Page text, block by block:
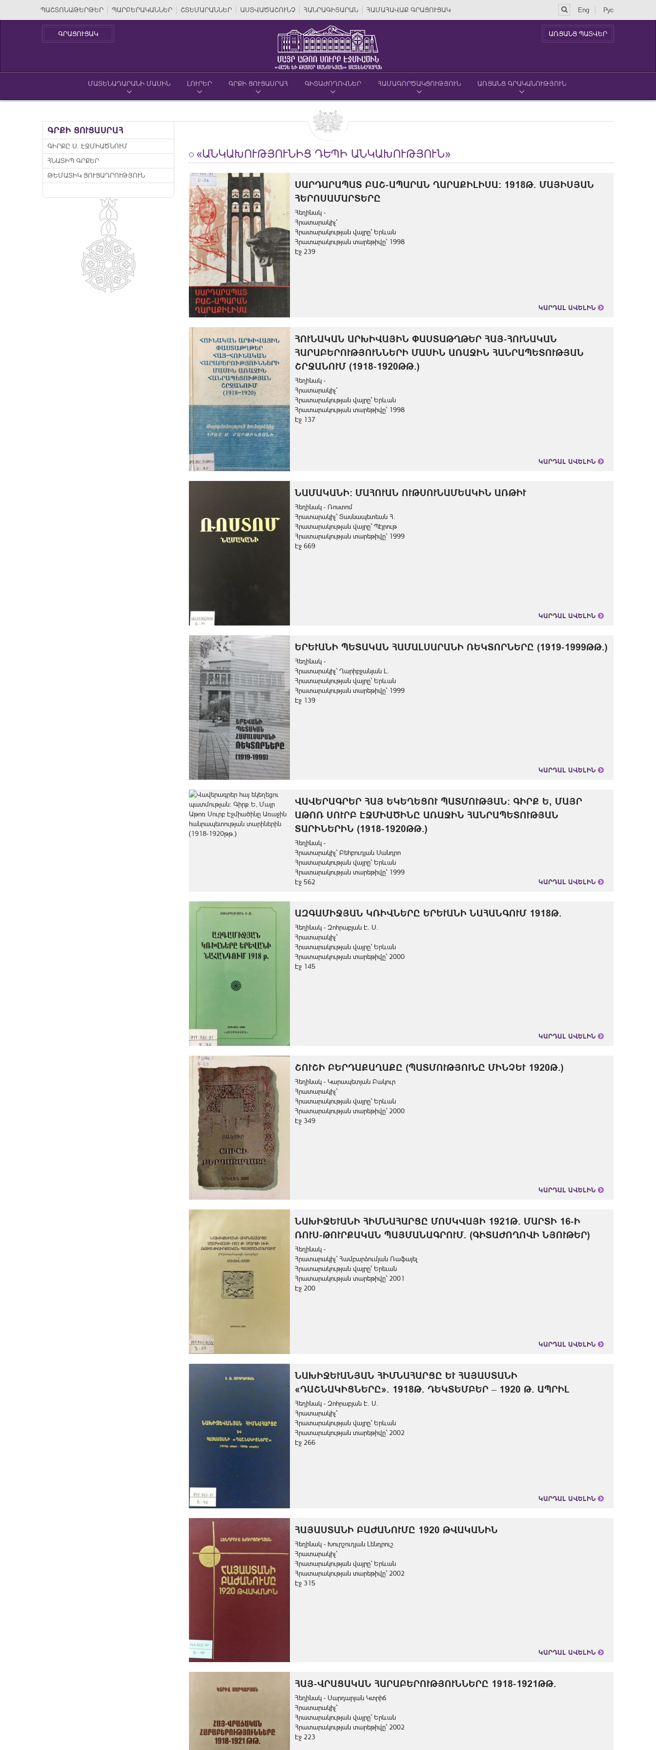
ՊԱՇՏՈՆԱԹԵՐԹԵՐ ՊԱՐԲԵՐԱԿԱՆՆԵՐ ՇՏԵՄԱՐԱՆՆԵՐ ԱՍՏՎԱԾԱՇՈՒՆՉ ՀԱՆՐԱԳԻՏԱՐԱՆ ՀԱՄԱՀԱՎԱՔ ԳՐԱՑՈՒՑԱԿ Eng Рус
ԳՐԱՑՈՒՑԱԿ ԱՌՑԱՆՑ ՊԱՏՎԵՐ
ՄԱՏԵՆԱԴԱՐԱՆԻ ՄԱՍԻՆ ԼՈՒՐԵՐ ԳՐՔԻ ՑՈՒՑԱՍՐԱՀ ԳԻՏԱԺՈՂՈՎՆԵՐ ՀԱՄԱԳՈՐԾԱԿՑՈՒԹՅՈՒՆ ԱՌՑԱՆՑ ԳՐԱԿԱՆՈՒԹՅՈՒՆ
ԳՐՔԻ ՑՈՒՑԱՍՐԱՀ
ԳԻՐՔԸ Ս. ԷՋՄԻԱԾՆՈՒՄ
ՀՆԱՏԻՊ ԳՐՔԵՐ
ԹԵՄԱՏԻԿ ՑՈՒՑԱԴՐՈՒԹՅՈՒՆ
«ԱՆԿԱԽՈՒԹՅՈՒՆԻՑ ԴԵՊԻ ԱՆԿԱԽՈՒԹՅՈՒՆ»
ՍԱՐԴԱՐԱՊԱՏ ԲԱՇ-ԱՊԱՐԱՆ ՂԱՐԱՔԻԼԻՍԱ: 1918Թ. ՄԱՅԻՍՅԱՆ
ՀԵՐՈՍԱՄԱՐՏԵՐԸ
Հեղինակ -
Հրատարակիչ`
Հրատարակության վայրը` Երևան
Հրատարակության տարեթիվը` 1998
Էջ 239
ԿԱՐԴԱԼ ԱՎԵԼԻՆ
ՀՈՒՆԱԿԱՆ ԱՐԽԻՎԱՅԻՆ ՓԱՍՏԱԹՂԹԵՐ ՀԱՅ-ՀՈՒՆԱԿԱՆ
ՀԱՐԱԲԵՐՈՒԹՅՈՒՆՆԵՐԻ ՄԱՍԻՆ ԱՌԱՋԻՆ ՀԱՆՐԱՊԵՏՈՒԹՅԱՆ
ՇՐՋԱՆՈՒՄ (1918-1920ԹԹ.)
Հեղինակ -
Հրատարակիչ`
Հրատարակության վայրը` Երևան
Հրատարակության տարեթիվը` 1998
Էջ 137
ԿԱՐԴԱԼ ԱՎԵԼԻՆ
ՆԱՄԱԿԱՆԻ: ՄԱՀՈՒԱՆ ՈՒԹՍՈՒՆԱՄԵԱԿԻՆ ԱՌԹԻՒ
Հեղինակ - Ռոստոմ
Հրատարակիչ` Տասնապետեան Հ.
Հրատարակության վայրը` Պէյրութ
Հրատարակության տարեթիվը` 1999
Էջ 669
ԿԱՐԴԱԼ ԱՎԵԼԻՆ
ԵՐԵՒԱՆԻ ՊԵՏԱԿԱՆ ՀԱՄԱԼՍԱՐԱՆԻ ՌԵԿՏՈՐՆԵՐԸ (1919-1999ԹԹ.)
Հեղինակ -
Հրատարակիչ` Ղարիբջանյան Լ.
Հրատարակության վայրը` Երևան
Հրատարակության տարեթիվը` 1999
Էջ 139
ԿԱՐԴԱԼ ԱՎԵԼԻՆ
ՎԱՎԵՐԱԳՐԵՐ ՀԱՅ ԵԿԵՂԵՑՈՒ ՊԱՏՄՈՒԹՅԱՆ: ԳԻՐՔ Ե, ՄԱՅՐ
ԱԹՈՌ ՍՈՒՐԲ ԷՋՄԻԱԾԻՆԸ ԱՌԱՋԻՆ ՀԱՆՐԱՊԵՏՈՒԹՅԱՆ
ՏԱՐԻՆԵՐԻՆ (1918-1920ԹԹ.)
Հեղինակ -
Հրատարակիչ` Բեհբուդյան Սանդրո
Հրատարակության վայրը` Երևան
Հրատարակության տարեթիվը` 1999
Էջ 562
ԿԱՐԴԱԼ ԱՎԵԼԻՆ
ԱԶԳԱՄԻՋՅԱՆ ԿՌԻՎՆԵՐԸ ԵՐԵՒԱՆԻ ՆԱՀԱՆԳՈՒՄ 1918Թ.
Հեղինակ - Զոհրաբյան Է. Ս.
Հրատարակիչ`
Հրատարակության վայրը` Երևան
Հրատարակության տարեթիվը` 2000
Էջ 145
ԿԱՐԴԱԼ ԱՎԵԼԻՆ
ՇՈՒՇԻ ԲԵՐԴԱՔԱՂԱՔԸ (ՊԱՏՄՈՒԹՅՈՒՆԸ ՄԻՆՉԵՒ 1920Թ.)
Հեղինակ - Կարապետյան Բակուր
Հրատարակիչ`
Հրատարակության վայրը` Երևան
Հրատարակության տարեթիվը` 2000
Էջ 349
ԿԱՐԴԱԼ ԱՎԵԼԻՆ
ՆԱԽԻՋԵՒԱՆԻ ՀԻՄՆԱՀԱՐՑԸ ՄՈՍԿՎԱՅԻ 1921Թ. ՄԱՐՏԻ 16-Ի
ՌՈՒՍ-ԹՈՒՐՔԱԿԱՆ ՊԱՅՄԱՆԱԳՐՈՒՄ. (ԳԻՏԱԺՈՂՈՎԻ ՆՅՈՒԹԵՐ)
Հեղինակ -
Հրատարակիչ` Համբարձումյան Ռաֆայել
Հրատարակության վայրը` Երեւան
Հրատարակության տարեթիվը` 2001
Էջ 200
ԿԱՐԴԱԼ ԱՎԵԼԻՆ
ՆԱԽԻՋԵՒԱՆՅԱՆ ՀԻՄՆԱՀԱՐՑԸ ԵՒ ՀԱՅԱՍՏԱՆԻ «Դ
ԱՇՆԱԿԻՑՆԵՐԸ». 1918Թ. ԴԵԿՏԵՄԲԵՐ – 1920 Թ. ԱՊՐԻԼ
Հեղինակ - Զոհրաբյան Է. Ս.
Հրատարակիչ`
Հրատարակության վայրը` Երևան
Հրատարակության տարեթիվը` 2002
Էջ 266
ԿԱՐԴԱԼ ԱՎԵԼԻՆ
ՀԱՅԱՍՏԱՆԻ ԲԱԺԱՆՈՒՄԸ 1920 ԹՎԱԿԱՆԻՆ
Հեղինակ - Խուրշուդյան Լենդրուշ
Հրատարակիչ`
Հրատարակության վայրը` Երևան
Հրատարակության տարեթիվը` 2002
Էջ 315
ԿԱՐԴԱԼ ԱՎԵԼԻՆ
ՀԱՅ-ՎՐԱՑԱԿԱՆ ՀԱՐԱԲԵՐՈՒԹՅՈՒՆՆԵՐԸ 1918-1921ԹԹ.
Հեղինակ - Սարդարյան Կտրիճ
Հրատարակիչ`
Հրատարակության վայրը` Երևան
Հրատարակության տարեթիվը` 2002
Էջ 223